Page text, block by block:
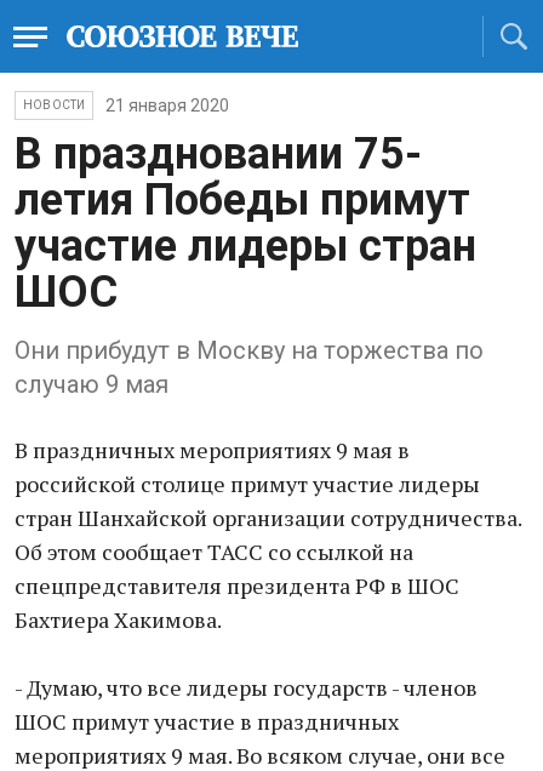
НОВОСТИ 21 января 2020
В праздновании 75-
летия Победы примут
участие лидеры стран
ШОС
Они прибудут в Москву на торжества по
случаю 9 мая
В праздничных мероприятиях 9 мая в
российской столице примут участие лидеры
стран Шанхайской организации сотрудничества.
Об этом сообщает ТАСС со ссылкой на
спецпредставителя президента РФ в ШОС
Бахтиера Хакимова.
- Думаю, что все лидеры государств - членов
ШОС примут участие в праздничных
мероприятиях 9 мая. Во всяком случае, они все